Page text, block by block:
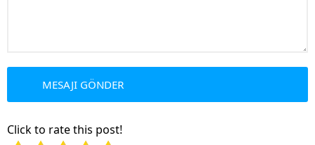
Click to rate this post!